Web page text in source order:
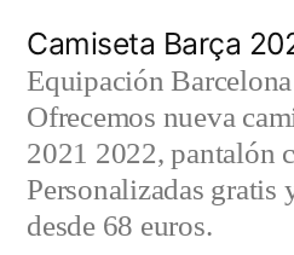
contenido
Camiseta Barça
Equipación
Ofrecemos nueva
2021 2022, pantalón
Personalizadas gratis
desde 68 euros.